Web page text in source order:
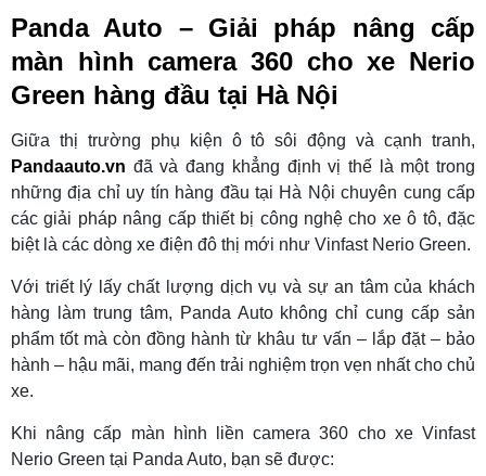
Panda Auto – Giải pháp nâng cấp
màn hình camera 360 cho xe Nerio
Green hàng đầu tại Hà Nội
Giữa thị trường phụ kiện ô tô sôi động và cạnh tranh,
Pandaauto.vn đã và đang khẳng định vị thế là một trong
những địa chỉ uy tín hàng đầu tại Hà Nội chuyên cung cấp
các giải pháp nâng cấp thiết bị công nghệ cho xe ô tô, đặc
biệt là các dòng xe điện đô thị mới như Vinfast Nerio Green.
Với triết lý lấy chất lượng dịch vụ và sự an tâm của khách
hàng làm trung tâm, Panda Auto không chỉ cung cấp sản
phẩm tốt mà còn đồng hành từ khâu tư vấn – lắp đặt – bảo
hành – hậu mãi, mang đến trải nghiệm trọn vẹn nhất cho chủ
xe.
Khi nâng cấp màn hình liền camera 360 cho xe Vinfast
Nerio Green tại Panda Auto, bạn sẽ được: